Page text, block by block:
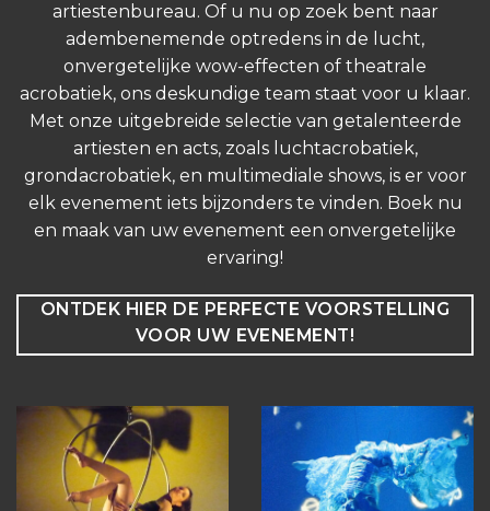
artiestenbureau. Of u nu op zoek bent naar
adembenemende optredens in de lucht,
onvergetelijke wow-effecten of theatrale
acrobatiek, ons deskundige team staat voor u klaar.
Met onze uitgebreide selectie van getalenteerde
artiesten en acts, zoals luchtacrobatiek,
grondacrobatiek, en multimediale shows, is er voor
elk evenement iets bijzonders te vinden. Boek nu
en maak van uw evenement een onvergetelijke
ervaring!
ONTDEK HIER DE PERFECTE VOORSTELLING
VOOR UW EVENEMENT!